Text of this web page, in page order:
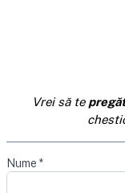
Vrei să te
Nume *